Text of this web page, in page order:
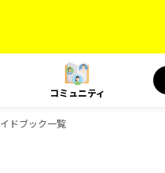
コミュニティ
ドブック一覧